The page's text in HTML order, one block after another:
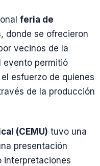
feria de
, donde se ofrecieron
vecinos de la
evento permitió
esfuerzo de quienes
de la producción
(CEMU) tuvo una
presentación
interpretaciones